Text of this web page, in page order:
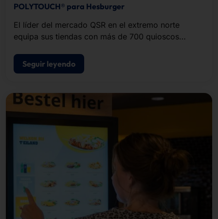
POLYTOUCH® para Hesburger
El líder del mercado QSR en el extremo norte
equipa sus tiendas con más de 700 quioscos
Seguir leyendo